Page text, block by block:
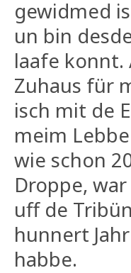
gewidmed
un bin
laafe konnt.
Zuhaus für
isch mit de
meim
wie schon
Droppe,
uff de
hunnert
habbe.